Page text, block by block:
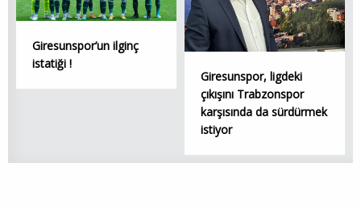
Giresunspor’un ilginç
istatiği !
Giresunspor, ligdeki
çıkışını Trabzonspor
karşısında da sürdürmek
istiyor